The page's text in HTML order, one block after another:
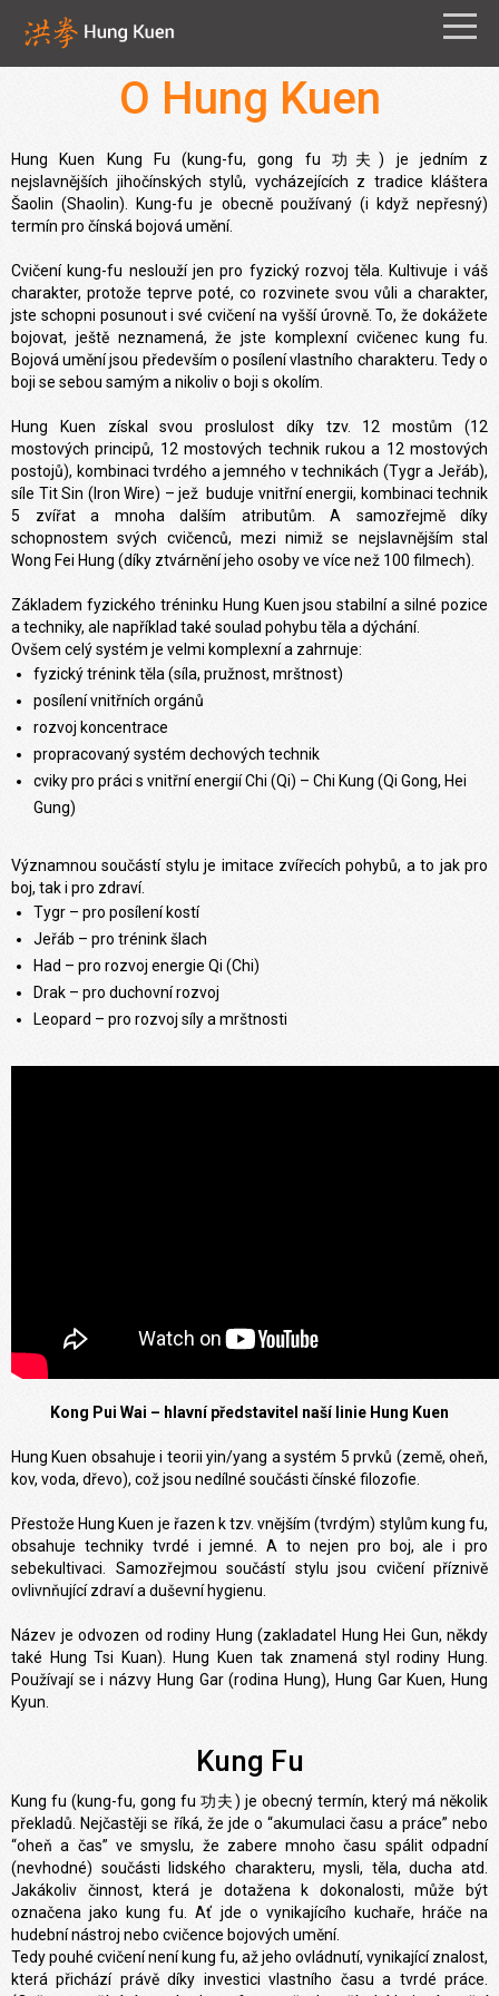
O Hung Kuen
Hung Kuen Kung Fu (kung-fu, gong fu 功夫) je jedním z
nejslavnějších jihočínských stylů, vycházejících z tradice kláštera
Šaolin (Shaolin). Kung-fu je obecně používaný (i když nepřesný)
termín pro čínská bojová umění.
Cvičení kung-fu neslouží jen pro fyzický rozvoj těla. Kultivuje i váš
charakter, protože teprve poté, co rozvinete svou vůli a charakter,
jste schopni posunout i své cvičení na vyšší úrovně. To, že dokážete
bojovat, ještě neznamená, že jste komplexní cvičenec kung fu.
Bojová umění jsou především o posílení vlastního charakteru. Tedy o
boji se sebou samým a nikoliv o boji s okolím.
Hung Kuen získal svou proslulost díky tzv. 12 mostům (12
mostových principů, 12 mostových technik rukou a 12 mostových
postojů), kombinaci tvrdého a jemného v technikách (Tygr a Jeřáb),
síle Tit Sin (Iron Wire) – jež buduje vnitřní energii, kombinaci technik
5 zvířat a mnoha dalším atributům. A samozřejmě díky
schopnostem svých cvičenců, mezi nimiž se nejslavnějším stal
Wong Fei Hung (díky ztvárnění jeho osoby ve více než 100 filmech).
Základem fyzického tréninku Hung Kuen jsou stabilní a silné pozice
a techniky, ale například také soulad pohybu těla a dýchání.
Ovšem celý systém je velmi komplexní a zahrnuje:
fyzický trénink těla (síla, pružnost, mrštnost)
posílení vnitřních orgánů
rozvoj koncentrace
propracovaný systém dechových technik
cviky pro práci s vnitřní energií Chi (Qi) – Chi Kung (Qi Gong, Hei
Gung)
Významnou součástí stylu je imitace zvířecích pohybů, a to jak pro
boj, tak i pro zdraví.
Tygr – pro posílení kostí
Jeřáb – pro trénink šlach
Had – pro rozvoj energie Qi (Chi)
Drak – pro duchovní rozvoj
Leopard – pro rozvoj síly a mrštnosti
Kong Pui Wai – hlavní představitel naší linie Hung Kuen
Hung Kuen obsahuje i teorii yin/yang a systém 5 prvků (země, oheň,
kov, voda, dřevo), což jsou nedílné součásti čínské filozofie.
Přestože Hung Kuen je řazen k tzv. vnějším (tvrdým) stylům kung fu,
obsahuje techniky tvrdé i jemné. A to nejen pro boj, ale i pro
sebekultivaci. Samozřejmou součástí stylu jsou cvičení příznivě
ovlivnňující zdraví a duševní hygienu.
Název je odvozen od rodiny Hung (zakladatel Hung Hei Gun, někdy
také Hung Tsi Kuan). Hung Kuen tak znamená styl rodiny Hung.
Používají se i názvy Hung Gar (rodina Hung), Hung Gar Kuen, Hung
Kyun.
Kung Fu
Kung fu (kung-fu, gong fu 功夫) je obecný termín, který má několik
překladů. Nejčastěji se říká, že jde o “akumulaci času a práce” nebo
“oheň a čas” ve smyslu, že zabere mnoho času spálit odpadní
(nevhodné) součásti lidského charakteru, mysli, těla, ducha atd.
Jakákoliv činnost, která je dotažena k dokonalosti, může být
označena jako kung fu. Ať jde o vynikajícího kuchaře, hráče na
hudební nástroj nebo cvičence bojových umění.
Tedy pouhé cvičení není kung fu, až jeho ovládnutí, vynikající znalost,
která přichází právě díky investici vlastního času a tvrdé práce.